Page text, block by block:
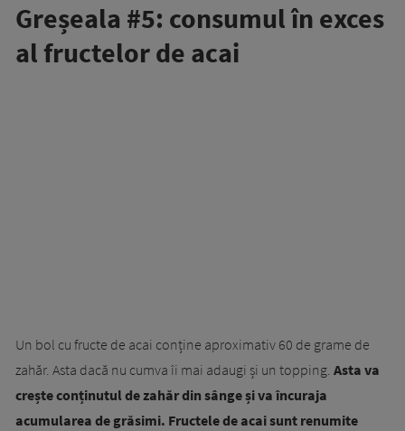
Greșeala #5: consumul în exces
al fructelor de acai
Un bol cu fructe de acai conține aproximativ 60 de grame de
zahăr. Asta dacă nu cumva îi mai adaugi și un topping. Asta va
crește conținutul de zahăr din sânge și va încuraja
acumularea de grăsimi. Fructele de acai sunt renumite